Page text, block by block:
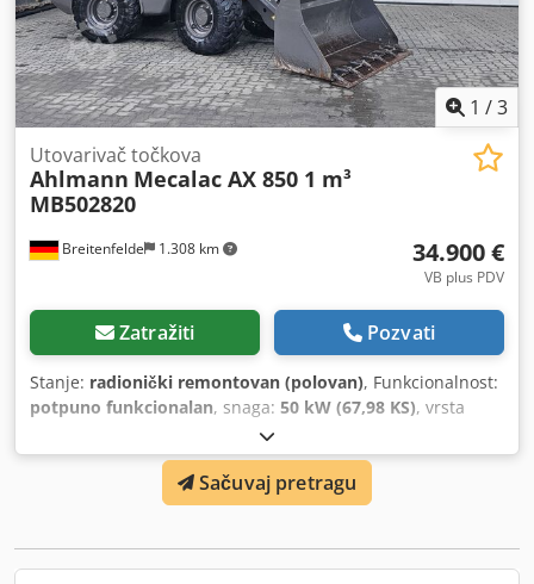
1 /3
Breitenfelde 1.308 km
Utovarivač točkova
Ahlmann Mecalac AX 850 1 m³
MB502820
34.900 €
VB plus PDV
Zatražiti Pozvati
Stanje: radionički remontovan (polovan), Funkcionalnost:
potpuno funkcionalan, snaga: 50 kW (67,98 KS), vrsta
5.050 kg
405/70 R 18, zapremina kašike:1 m³, Godina proizvodnje:
570 h, Oprema:UVV bezbednosna
provera, dodatna prednja svetla, hidraulika, kabina,
Motor Stage V, 20. km/verzija, Kontinuirano rad pomoćne
Sačuvaj pretragu